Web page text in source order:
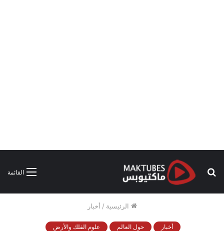
القائمة
بحث
الرئيسية / أخبار
أخبار حول العالم علوم الفلك والأرض